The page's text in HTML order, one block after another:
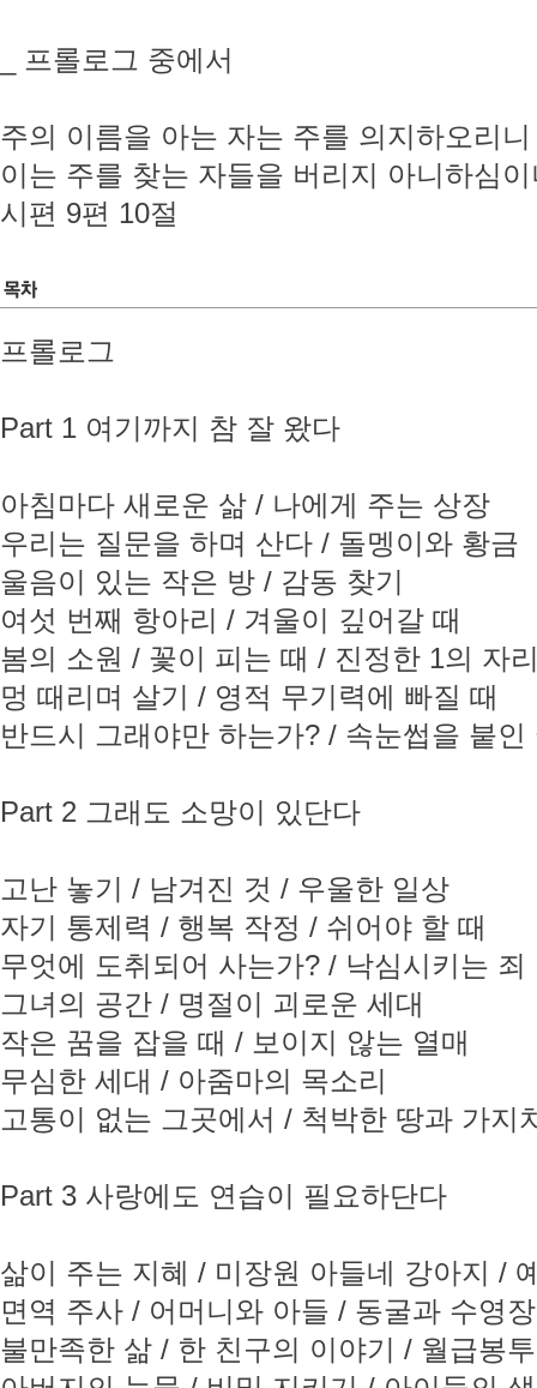
_ 프롤로그 중에서
주의 이름을 아는 자는 주를 의지하오리니
이는 주를 찾는 자들을 버리지 아니하심
시편 9편 10절
프롤로그
Part 1 여기까지 참 잘 왔다
아침마다 새로운 삶 / 나에게 주는 상장
우리는 질문을 하며 산다 / 돌멩이와 황금
울음이 있는 작은 방 / 감동 찾기
여섯 번째 항아리 / 겨울이 깊어갈 때
봄의 소원 / 꽃이 피는 때 / 진정한 1의 자
멍 때리며 살기 / 영적 무기력에 빠질 때
반드시 그래야만 하는가? / 속눈썹을 붙인
Part 2 그래도 소망이 있단다
고난 놓기 / 남겨진 것 / 우울한 일상
자기 통제력 / 행복 작정 / 쉬어야 할 때
무엇에 도취되어 사는가? / 낙심시키는 죄
그녀의 공간 / 명절이 괴로운 세대
작은 꿈을 잡을 때 / 보이지 않는 열매
무심한 세대 / 아줌마의 목소리
고통이 없는 그곳에서 / 척박한 땅과 가지
Part 3 사랑에도 연습이 필요하단다
삶이 주는 지혜 / 미장원 아들네 강아지 /
면역 주사 / 어머니와 아들 / 동굴과 수영장
불만족한 삶 / 한 친구의 이야기 / 월급봉